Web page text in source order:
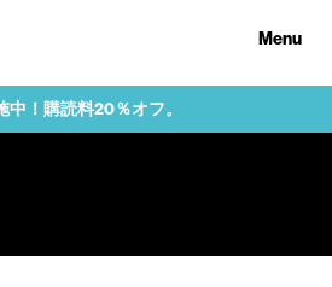
Menu
中！購読料20％オフ。